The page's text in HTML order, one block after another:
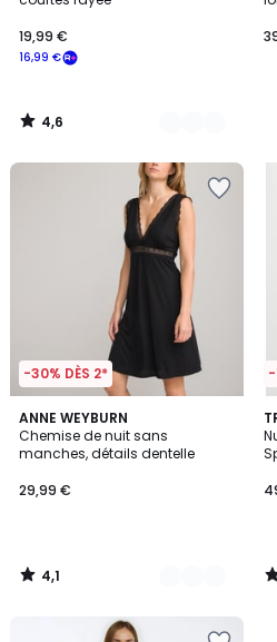
16,99 €
19,99 €
4,6
/
-30% DÈS 2*
ANNE WEYBURN
Chemise de nuit sans
manches, détails dentelle
29,99 €
4,1
/ 5
2
Couleurs
4,1
/
-
/